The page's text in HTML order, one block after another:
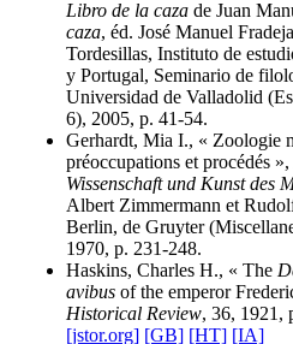
Libro de la caza de Juan
caza, éd. José Manuel
Tordesillas, Instituto de
y Portugal, Seminario de
Universidad de Valladolid
6), 2005, p. 41-54.
Gerhardt, Mia I., « Zoologie
préoccupations et procédés »,
Wissenschaft und Kunst des
Albert Zimmermann et
Berlin, de Gruyter
1970, p. 231-248.
Haskins, Charles H., « The
avibus of the emperor
Historical Review, 36, 1921,
[jstor.org] [GB] [HT] [IA]